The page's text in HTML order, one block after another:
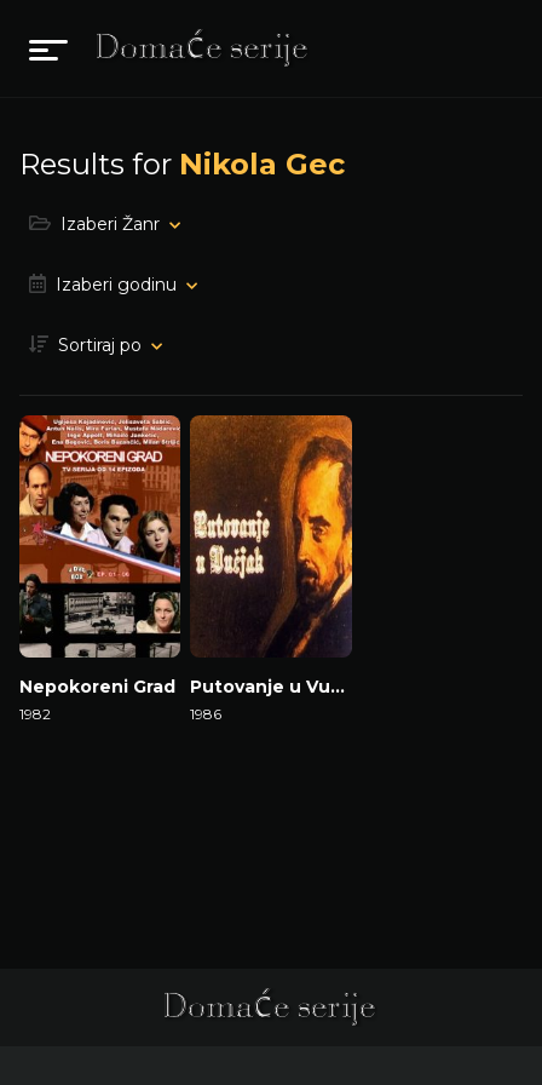
Results for Nikola Gec
Izaberi Žanr
Izaberi godinu
Sortiraj po
Nepokoreni Grad
1982
Putovanje u Vučjak
1986